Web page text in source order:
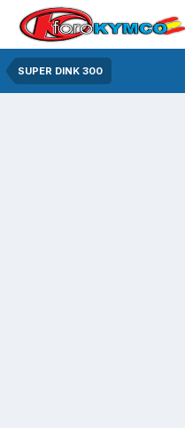
SUPER DINK 300